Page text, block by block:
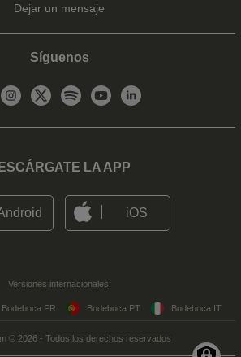
Dejar un mensaje
Síguenos
LA APP
iOS
Versiones internacionales:
Bodeboca FR Bodeboca PT Bodeboca IT
© 2026 - Todos los derechos reservados